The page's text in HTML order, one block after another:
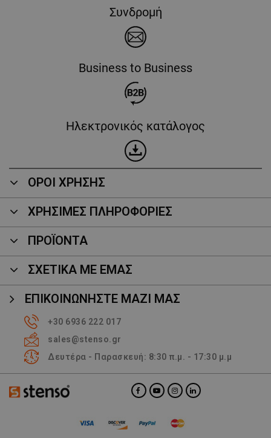
Συνδρομή
Business to Business
Ηλεκτρονικός κατάλογος
ΟΡΟΙ ΧΡΗΣΗΣ
ΧΡΗΣΙΜΕΣ ΠΛΗΡΟΦΟΡΙΕΣ
ΠΡΟΪΌΝΤΑ
ΣΧΕΤΙΚΑ ΜΕ ΕΜΑΣ
ΕΠΙΚΟΙΝΩΝΉΣΤΕ ΜΑΖΊ ΜΑΣ
+30 6936 222 017
sales@stenso.gr
Δευτέρα - Παρασκευή: 8:30 π.μ. - 17:30 μ.μ